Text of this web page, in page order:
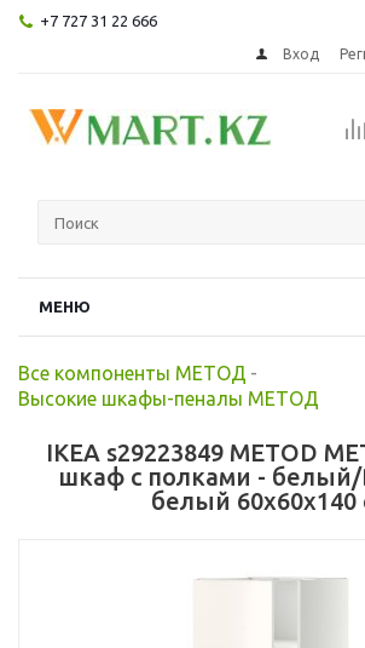
+7 727 31 22 666
Вход
МЕНЮ
Все компоненты МЕТОД -
Высокие шкафы-пеналы МЕТОД
IKEA s29223849 METOD
шкаф с полками -
белый 60x60x140